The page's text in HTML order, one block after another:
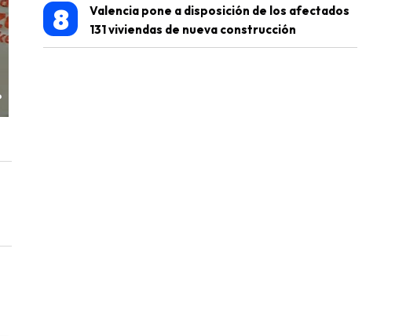
8
Valencia pone a disposición de los afectados
131 viviendas de nueva construcción